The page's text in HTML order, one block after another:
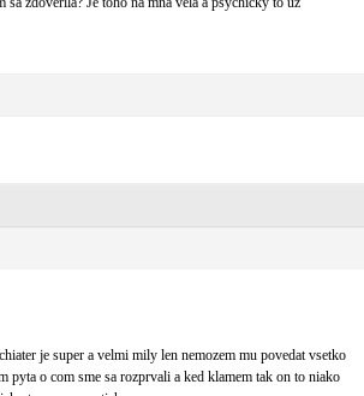
je super a velmi mily len nemozem mu povedat vsetko
pyta o com sme sa rozprvali a ked klamem tak on to niako